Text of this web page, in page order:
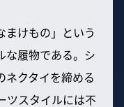
まけもの」という
な履物である。シ
ネクタイを締める
ツスタイルには不